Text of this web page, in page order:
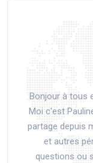
Bonjour à tous
Moi c'est
partage depuis
et autres
questions ou